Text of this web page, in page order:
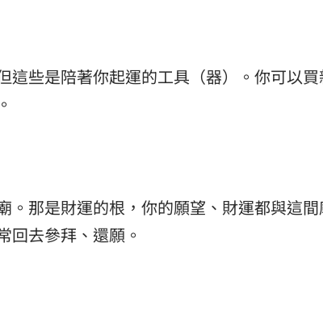
這些是陪著你起運的工具（器）。你可以買
那是財運的根，你的願望、財運都與這間
回去參拜、還願。